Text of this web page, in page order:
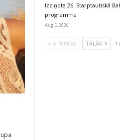
Izziņota 26. Starptautiskā
programma
Aug 5, 2026
ATPAKAĻ TĀLĀK 1